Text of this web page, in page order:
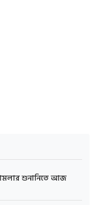
শুনানিতে আজ